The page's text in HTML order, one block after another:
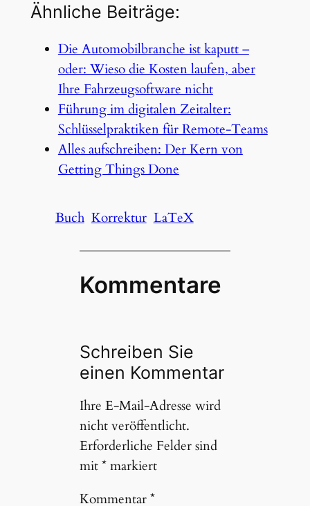
Ähnliche Beiträge:
Die Automobilbranche ist kaputt –
oder: Wieso die Kosten laufen, aber
Ihre Fahrzeugsoftware nicht
Führung im digitalen Zeitalter:
Schlüsselpraktiken für Remote-Teams
Alles aufschreiben: Der Kern von
Getting Things Done
Buch Korrektur LaTeX
Kommentare
Schreiben Sie
einen Kommentar
Ihre E-Mail-Adresse wird
nicht veröffentlicht.
Erforderliche Felder sind
mit*markiert
Kommentar*